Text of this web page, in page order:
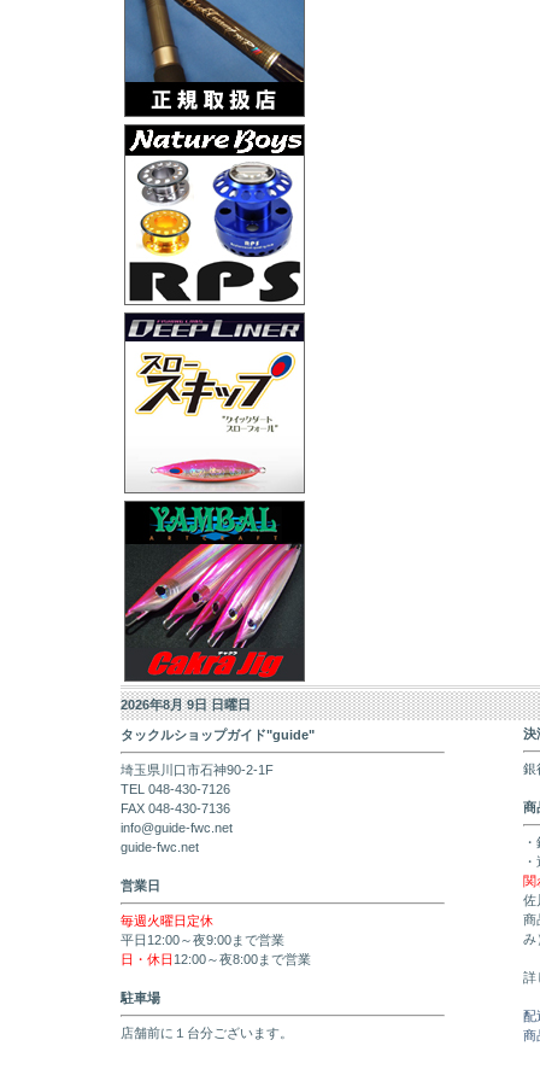
2026年8月 9日 日曜日
タックルショップガイド"guide"
埼玉県川口市石神90-2-1F
TEL 048-430-7126
FAX 048-430-7136
info@guide-fwc.net
guide-fwc.net
営業日
毎週火曜日定休
平日12:00～夜9:00まで営業
日・休日 12:00～夜8:00まで営業
駐車場
店舗前に１台分ございます。
決
銀
商
関
佐
商
み
詳
配
商